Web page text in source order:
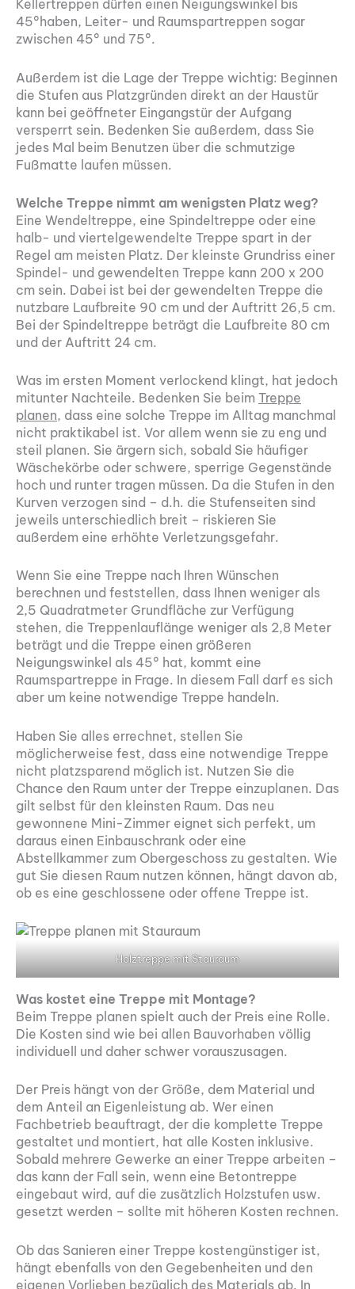
Kellertreppen dürfen einen Neigungswinkel bis
45°haben, Leiter- und Raumspartreppen sogar
zwischen 45° und 75°.
Außerdem ist die Lage der Treppe wichtig: Beginnen
die Stufen aus Platzgründen direkt an der Haustür
kann bei geöffneter Eingangstür der Aufgang
versperrt sein. Bedenken Sie außerdem, dass Sie
jedes Mal beim Benutzen über die schmutzige
Fußmatte laufen müssen.
Welche Treppe nimmt am wenigsten Platz weg?
Eine Wendeltreppe, eine Spindeltreppe oder eine
halb- und viertelgewendelte Treppe spart in der
Regel am meisten Platz. Der kleinste Grundriss einer
Spindel- und gewendelten Treppe kann 200 x 200
cm sein. Dabei ist bei der gewendelten Treppe die
nutzbare Laufbreite 90 cm und der Auftritt 26,5 cm.
Bei der Spindeltreppe beträgt die Laufbreite 80 cm
und der Auftritt 24 cm.
Was im ersten Moment verlockend klingt, hat jedoch
mitunter Nachteile. Bedenken Sie beim Treppe
planen, dass eine solche Treppe im Alltag manchmal
nicht praktikabel ist. Vor allem wenn sie zu eng und
steil planen. Sie ärgern sich, sobald Sie häufiger
Wäschekörbe oder schwere, sperrige Gegenstände
hoch und runter tragen müssen. Da die Stufen in den
Kurven verzogen sind – d.h. die Stufenseiten sind
jeweils unterschiedlich breit – riskieren Sie
außerdem eine erhöhte Verletzungsgefahr.
Wenn Sie eine Treppe nach Ihren Wünschen
berechnen und feststellen, dass Ihnen weniger als
2,5 Quadratmeter Grundfläche zur Verfügung
stehen, die Treppenlauflänge weniger als 2,8 Meter
beträgt und die Treppe einen größeren
Neigungswinkel als 45° hat, kommt eine
Raumspartreppe in Frage. In diesem Fall darf es sich
aber um keine notwendige Treppe handeln.
Haben Sie alles errechnet, stellen Sie
möglicherweise fest, dass eine notwendige Treppe
nicht platzsparend möglich ist. Nutzen Sie die
Chance den Raum unter der Treppe einzuplanen. Das
gilt selbst für den kleinsten Raum. Das neu
gewonnene Mini-Zimmer eignet sich perfekt, um
daraus einen Einbauschrank oder eine
Abstellkammer zum Obergeschoss zu gestalten. Wie
gut Sie diesen Raum nutzen können, hängt davon ab,
ob es eine geschlossene oder offene Treppe ist.
Holztreppe mit Stauraum
Was kostet eine Treppe mit Montage?
Beim Treppe planen spielt auch der Preis eine Rolle.
Die Kosten sind wie bei allen Bauvorhaben völlig
individuell und daher schwer vorauszusagen.
Der Preis hängt von der Größe, dem Material und
dem Anteil an Eigenleistung ab. Wer einen
Fachbetrieb beauftragt, der die komplette Treppe
gestaltet und montiert, hat alle Kosten inklusive.
Sobald mehrere Gewerke an einer Treppe arbeiten –
das kann der Fall sein, wenn eine Betontreppe
eingebaut wird, auf die zusätzlich Holzstufen usw.
gesetzt werden – sollte mit höheren Kosten rechnen.
Ob das Sanieren einer Treppe kostengünstiger ist,
hängt ebenfalls von den Gegebenheiten und den
eigenen Vorlieben bezüglich des Materials ab. In